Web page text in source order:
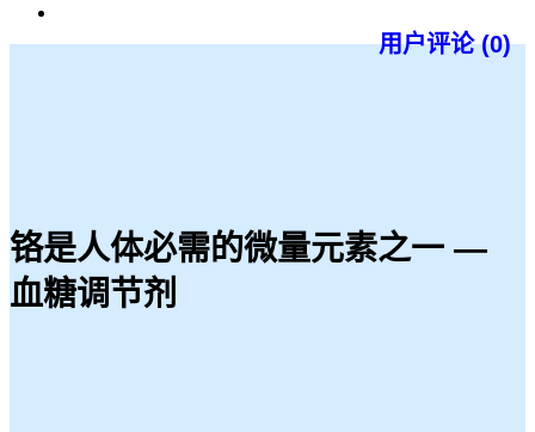
用户评论 (0)
铬是人体必需的微量元素之一 —
血糖调节剂